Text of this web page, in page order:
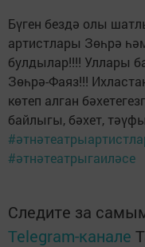
Бүген бездә олы
артистлары Зөһрә
булдылар!!!! Уллары
Зөһрә-Фаяз!!!
көтеп алган
байлыгы, бәхет,
#әтнәтеатрыгаиләсе
Следите за
Telegram-канале